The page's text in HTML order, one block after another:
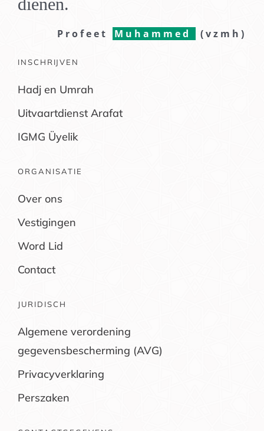
dienen.
Profeet Muhammed (vzmh)
INSCHRIJVEN
Hadj en Umrah
Uitvaartdienst Arafat
IGMG Üyelik
ORGANISATIE
Over ons
Vestigingen
Word Lid
Contact
JURIDISCH
Algemene verordening
gegevensbescherming (AVG)
Privacyverklaring
Perszaken